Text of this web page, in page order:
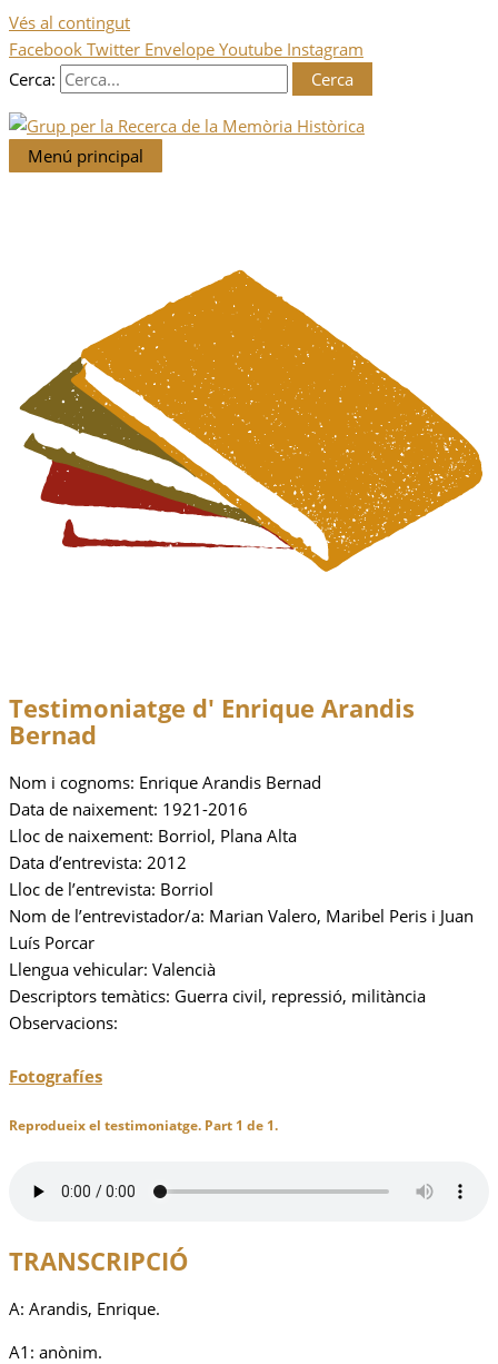
Vés al contingut
Facebook Twitter Envelope Youtube Instagram
Cerca:
Menú principal
Testimoniatge d' Enrique Arandis
Bernad
Nom i cognoms: Enrique Arandis Bernad
Data de naixement: 1921-2016
Lloc de naixement: Borriol, Plana Alta
Data d’entrevista: 2012
Lloc de l’entrevista: Borriol
Nom de l’entrevistador/a: Marian Valero, Maribel Peris i Juan
Luís Porcar
Llengua vehicular: Valencià
Descriptors temàtics: Guerra civil, repressió, militància
Observacions:
Fotografíes
Reprodueix el testimoniatge. Part 1 de 1.
TRANSCRIPCIÓ
A: Arandis, Enrique.
A1: anònim.